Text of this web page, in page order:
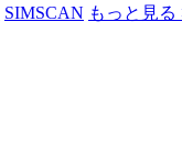
SIMSCAN もっと見る